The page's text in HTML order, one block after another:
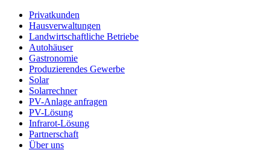
Privatkunden
Hausverwaltungen
Landwirtschaftliche Betriebe
Autohäuser
Gastronomie
Produzierendes Gewerbe
Solar
Solarrechner
PV-Anlage anfragen
PV-Lösung
Infrarot-Lösung
Partnerschaft
Über uns